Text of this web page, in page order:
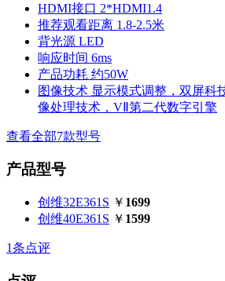
HDMI接口 2*HDMI1.4
推荐观看距离 1.8-2.5米
背光源 LED
响应时间 6ms
产品功耗 约50W
图像技术 显示模式调整，双屏科
像处理技术，VⅡ第二代数字引擎
查看全部7款型号
产品型号
创维32E361S ￥ 1699
创维40E361S ￥ 1599
1条点评